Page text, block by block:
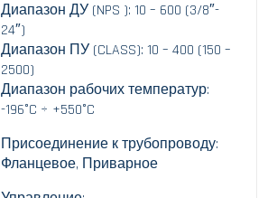
Диапазон ДУ (NPS ): 10 – 600 (3/8″-
24″)
Диапазон ПУ (CLASS): 10 – 400 (150 –
2500)
Диапазон рабочих температур:
-196°C ÷ +550°C
Присоединение к трубопроводу:
Фланцевое, Приварное